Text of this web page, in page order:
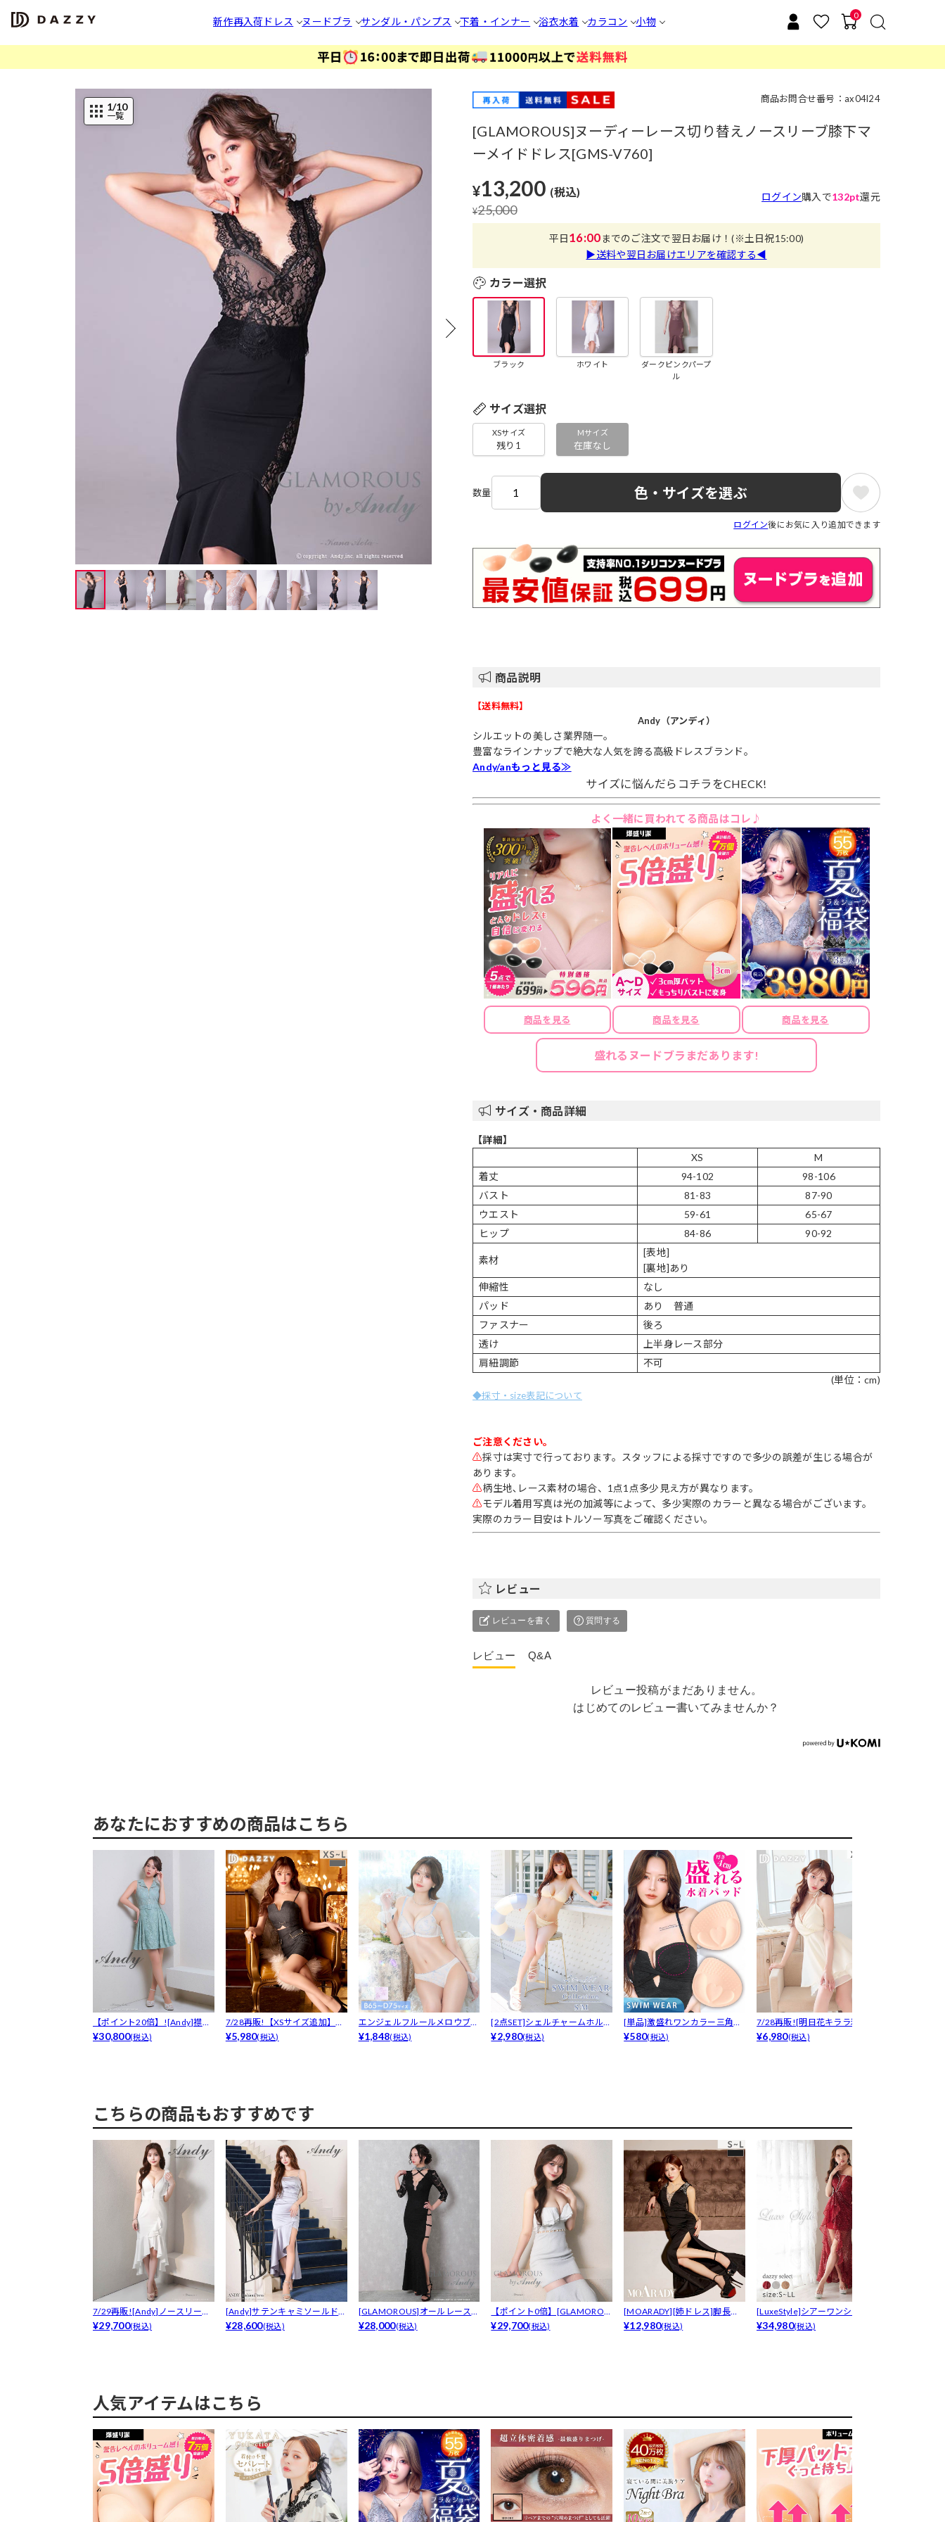
新作再入荷 ドレス ヌードブラ サンダル・パンプス 下着・インナー 浴衣水着 カラコン 小物
0
1/10
一覧
商品お問合せ番号：ax04l24
[GLAMOROUS]ヌーディーレース切り替えノースリーブ膝下マ
ーメイドドレス[GMS-V760]
¥13,200 (税込)
¥25,000
ログイン購入で132pt還元
平日16:00までのご注文で翌日お届け！(※土日祝15:00)
▶送料や翌日お届けエリアを確認する◀
カラー選択
ブラック ホワイト
ダークピンクパープ
ル
サイズ選択
XSサイズ
残り1
Mサイズ
在庫なし
数量 色・サイズを選ぶ
ログイン後にお気に入り追加できます
商品説明
【送料無料】
Andy（アンディ）
シルエットの美しさ業界随一。
豊富なラインナップで絶大な人気を誇る高級ドレスブランド。
Andy/anもっと見る≫
サイズに悩んだらコチラをCHECK!
よく一緒に買われてる商品はコレ♪
商品を見る 商品を見る 商品を見る
盛れるヌードブラまだあります!
サイズ・商品詳細
【詳細】
XS
M
着丈
94-102
98-106
バスト
81-83
87-90
ウエスト
59-61
65-67
ヒップ
84-86 90-92
素材
[表地]
[裏地]あり
伸縮性
なし
パッド
あり 普通
ファスナー
後ろ
透け
上半身レース部分
肩紐調節
不可
(単位：cm)
◆採寸・size表記について
ご注意ください。
⚠採寸は実寸で行っております。スタッフによる採寸ですので多少の誤差が生じる場合が
あります。
⚠柄生地､レース素材の場合、1点1点多少見え方が異なります。
⚠モデル着用写真は光の加減等によって、多少実際のカラーと異なる場合がございます。
実際のカラー目安はトルソー写真をご確認ください。
レビュー
レビューを書く 質問する
レビュー Q&A
レビュー投稿がまだありません。
はじめてのレビュー書いてみませんか？
あなたにおすすめの商品はこちら
【ポイント20倍】![Andy]襟付
き...
¥30,800(税込)
7/28再販!【XSサイズ追加】
【明日...
¥5,980(税込)
エンジェルフルールメロウブラ
ジャー&a...
¥1,848(税込)
[2点SET]シェルチャームホルタ
ーネ...
¥2,980(税込)
[単品]激盛れワンカラー三角水
着用パッ...
¥580(税込)
7/28再販![明日花キララ着用]
わず...
¥6,980(税込)
こちらの商品もおすすめです
7/29再販![Andy]ノースリー
ブ...
¥29,700(税込)
[Andy]サテンキャミソールドレ
ープ...
¥28,600(税込)
[GLAMOROUS]オールレース
ビジ...
¥28,000(税込)
【ポイント0倍】[GLAMOROU
S ...
¥29,700(税込)
[MOARADY][姉ドレス]脚長効
果...
¥12,980(税込)
[LuxeStyle]シアーワンショル...
¥34,980(税込)
人気アイテムはこちら